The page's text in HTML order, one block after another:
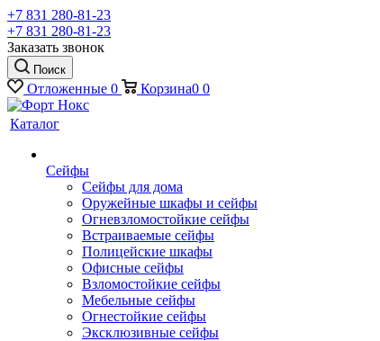
+7 831 280-81-23
+7 831 280-81-23
Заказать звонок
Поиск
Отложенные 0 Корзина0 0
Каталог
Сейфы
Сейфы для дома
Оружейные шкафы и сейфы
Огневзломостойкие сейфы
Встраиваемые сейфы
Полицейские шкафы
Офисные сейфы
Взломостойкие сейфы
Мебельные сейфы
Огнестойкие сейфы
Эксклюзивные сейфы